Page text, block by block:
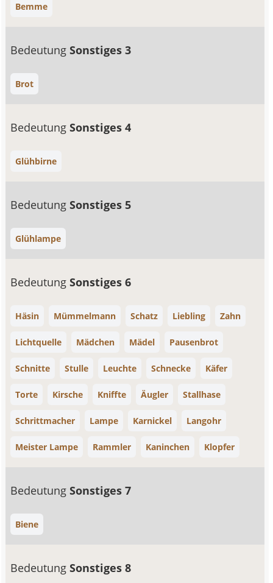
Bemme
BedeutungSonstiges 3
Brot
BedeutungSonstiges 4
Glühbirne
BedeutungSonstiges 5
Glühlampe
BedeutungSonstiges 6
Häsin Mümmelmann Schatz Liebling Zahn
Lichtquelle Mädchen Mädel Pausenbrot
Schnitte Stulle Leuchte Schnecke Käfer
Torte Kirsche Kniffte Äugler Stallhase
Schrittmacher Lampe Karnickel Langohr
Meister Lampe Rammler Kaninchen Klopfer
BedeutungSonstiges 7
Biene
BedeutungSonstiges 8